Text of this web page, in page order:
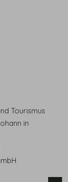
Tourismus
in